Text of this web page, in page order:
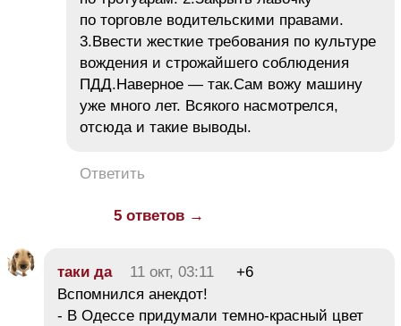
по торговле водительскими правами.
3.Ввести жесткие требования по культуре
вождения и строжайшего соблюдения
ПДД.Наверное — так.Сам вожу машину
уже много лет. Всякого насмотрелся,
отсюда и такие выводы.
Ответить
5 ответов →
таки да 11 окт, 03:11
+6
Вспомнился анекдот!
- В Одессе придумали темно-красный цвет